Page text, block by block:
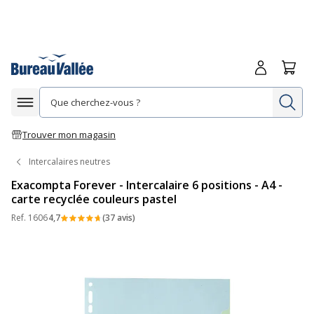
Afficher la navigation
Trouver mon magasin
Me
Intercalaires neutres
Exacompta Forever - Intercalaire 6 positions - A4 -
carte recyclée couleurs pastel
Ref. 16064,7 (37 avis)